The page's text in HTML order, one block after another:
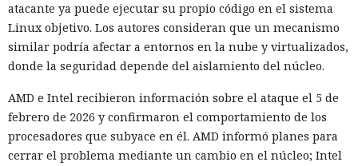
atacante ya puede ejecutar su propio código en el sistema
Linux objetivo. Los autores consideran que un mecanismo
similar podría afectar a entornos en la nube y virtualizados,
donde la seguridad depende del aislamiento del núcleo.
AMD e Intel recibieron información sobre el ataque el 5 de
febrero de 2026 y confirmaron el comportamiento de los
procesadores que subyace en él. AMD informó planes para
cerrar el problema mediante un cambio en el núcleo; Intel